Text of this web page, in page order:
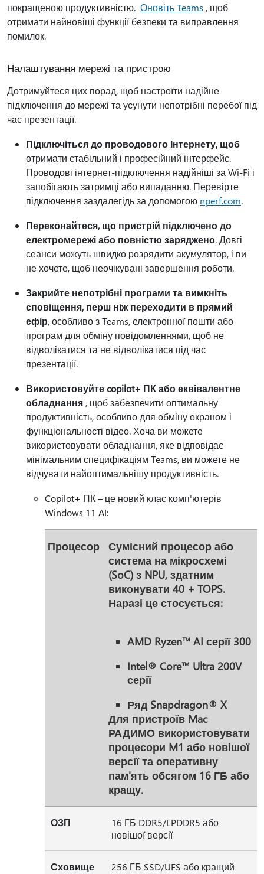
покращеною продуктивністю. Оновіть Teams , щоб
отримати найновіші функції безпеки та виправлення
помилок.
Налаштування мережі та пристрою
Дотримуйтеся цих порад, щоб настроїти надійне
підключення до мережі та усунути непотрібні перебої під
час презентації.
Підключіться до проводового Інтернету, щоб
отримати стабільний і професійний інтерфейс.
Проводові інтернет-підключення надійніші за Wi-Fi і
запобігають затримці або випаданню. Перевірте
підключення заздалегідь за допомогою nperf.com.
Переконайтеся, що пристрій підключено до
електромережі або повністю заряджено. Довгі
сеанси можуть швидко розрядити акумулятор, і ви
не хочете, щоб неочікувані завершення роботи.
Закрийте непотрібні програми та вимкніть
сповіщення, перш ніж переходити в прямий
ефір, особливо з Teams, електронної пошти або
програм для обміну повідомленнями, щоб не
відволікатися та не відволікатися під час
презентації.
Використовуйте copilot+ ПК або еквівалентне
обладнання , щоб забезпечити оптимальну
продуктивність, особливо для обміну екраном і
функціональності відео. Хоча ви можете
використовувати обладнання, яке відповідає
мінімальним специфікаціям Teams, ви можете не
відчувати найоптимальнішу продуктивність.
Copilot+ ПК – це новий клас комп'ютерів
Windows 11 AI:
Процесор
Сумісний процесор або
система на мікросхемі
(SoC) з NPU, здатним
виконувати 40 + TOPS.
Наразі це стосується:
AMD Ryzen™ AI серії 300
Intel® Core™ Ultra 200V
серії
Ряд Snapdragon® X
Для пристроїв Mac
РАДИМО використовувати
процесори M1 або новішої
версії та оперативну
пам'ять обсягом 16 ГБ або
кращу.
ОЗП
16 ГБ DDR5/LPDDR5 або
новішої версії
Сховище 256 ГБ SSD/UFS або кращий